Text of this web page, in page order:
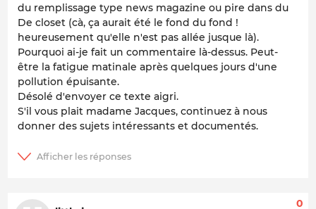
du remplissage type news magazine ou pire dans du
De closet (cà, ça aurait été le fond du fond !
heureusement qu'elle n'est pas allée jusque là).
Pourquoi ai-je fait un commentaire là-dessus. Peut-
être la fatigue matinale après quelques jours d'une
pollution épuisante.
Désolé d'envoyer ce texte aigri.
S'il vous plait madame Jacques, continuez à nous
donner des sujets intéressants et documentés.
0